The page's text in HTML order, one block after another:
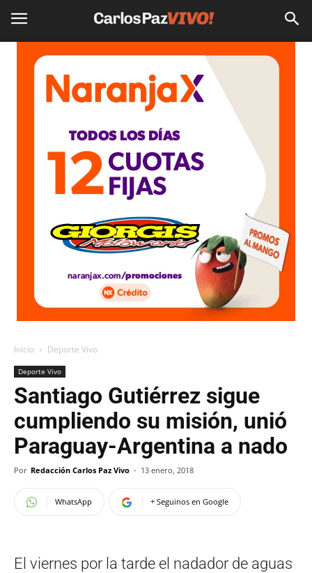
Inicio Deporte Vivo
Deporte Vivo
Santiago Gutiérrez sigue
cumpliendo su misión, unió
Paraguay-Argentina a nado
Por Redacción Carlos Paz Vivo - 13 enero, 2018
WhatsApp + Seguinos en Google
El viernes por la tarde el nadador de aguas